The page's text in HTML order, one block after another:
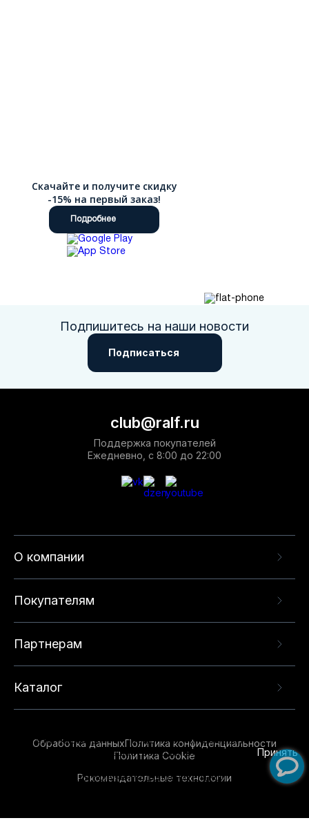
Скачайте и получите скидку
-15% на первый заказ!
Подробнее
Подпишитесь на наши новости
Подписаться
О компании
Покупателям
Партнерам
Каталог
club@ralf.ru
Поддержка покупателей
Ежедневно, с 8:00 до 22:00
Обработка данныхПолитика конфиденциальности
Политика Cookie
Рекомендательные технологии
опыта на нашем сайте. Продолжая использовать
данный сайт, вы соглашаетесь с использованием
технологий. Для получения дополнительной
Принять